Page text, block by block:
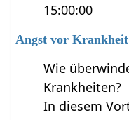
15:00:00
Angst vor Krankheit
Wie
Krankheiten?
In diesem